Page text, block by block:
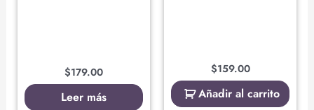
$179.00
Leer más
$159.00
Añadir al carrito